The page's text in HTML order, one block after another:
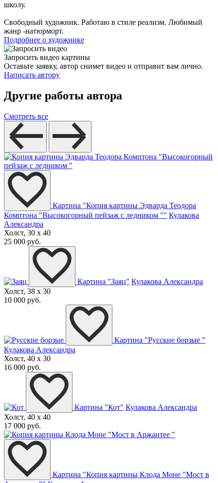
школу.
Свободный художник. Работаю в стиле реализм. Любимый
жанр -натюрморт.
Подробнее о художнике
Запросить видео картины
Оставьте заявку, автор снимет видео и отправит вам лично.
Написать автору
Другие работы автора
Смотреть все
Картина "Копия картины Эдварда Теодора
Комптона "Высокогорный пейзаж с ледником "" Кулакова
Александра
Холст, 30 x 40
25 000 руб.
Картина "Заяц" Кулакова Александра
Холст, 38 x 30
10 000 руб.
Картина "Русские борзые "
Кулакова Александра
Холст, 40 x 30
16 000 руб.
Картина "Кот" Кулакова Александра
Холст, 40 x 40
17 000 руб.
Картина "Копия картины Клода Моне "Мост в